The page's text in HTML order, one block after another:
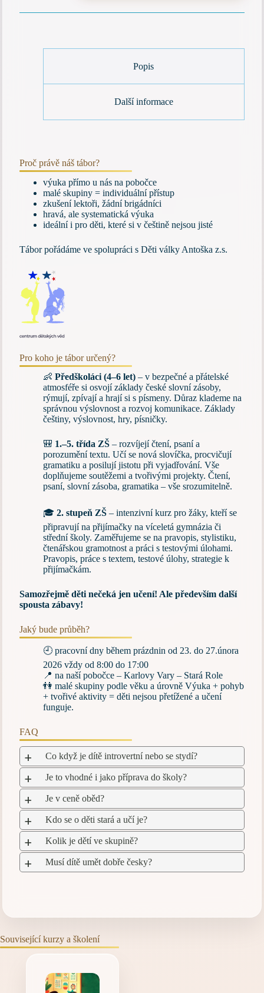
(proběhl)
Popis
Další informace
Proč právě náš tábor?
výuka přímo u nás na pobočce
malé skupiny = individuální přístup
zkušení lektoři, žádní brigádníci
hravá, ale systematická výuka
ideální i pro děti, které si v češtině nejsou jisté
Tábor pořádáme ve spolupráci s Děti války Antoška z.s.
Pro koho je tábor určený?
👶Předškoláci (4–6 let) – v bezpečné a přátelské
atmosféře si osvojí základy české slovní zásoby,
rýmují, zpívají a hrají si s písmeny. Důraz klademe na
správnou výslovnost a rozvoj komunikace. Základy
češtiny, výslovnost, hry, písničky.
🎒 1.–5. třída ZŠ – rozvíjejí čtení, psaní a
porozumění textu. Učí se nová slovíčka, procvičují
gramatiku a posilují jistotu při vyjadřování. Vše
doplňujeme soutěžemi a tvořivými projekty. Čtení,
psaní, slovní zásoba, gramatika – vše srozumitelně.
🎓2. stupeň ZŠ – intenzivní kurz pro žáky, kteří se
připravují na přijímačky na víceletá gymnázia či
střední školy. Zaměřujeme se na pravopis, stylistiku,
čtenářskou gramotnost a práci s testovými úlohami.
Pravopis, práce s textem, testové úlohy, strategie k
přijímačkám.
Samozřejmě děti nečeká jen učení! Ale především další
spousta zábavy!
Jaký bude průběh?
🕘 pracovní dny během prázdnin od 23. do 27.února
2026 vždy od 8:00 do 17:00
📍 na naší pobočce – Karlovy Vary – Stará Role
👫 malé skupiny podle věku a úrovně Výuka + pohyb
+ tvořivé aktivity = děti nejsou přetížené a učení
funguje.
FAQ
a Co když je dítě introvertní nebo se stydí?
a Je to vhodné i jako příprava do školy?
a Je v ceně oběd?
a Kdo se o děti stará a učí je?
a Kolik je dětí ve skupině?
a Musí dítě umět dobře česky?
Související kurzy a školení